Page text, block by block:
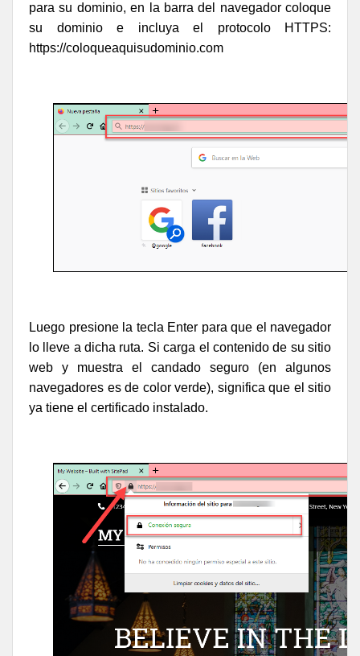
para su dominio, en la barra del navegador coloque
su dominio e incluya el protocolo HTTPS:
https://coloqueaquisudominio.com
Luego presione la tecla Enter para que el navegador
lo lleve a dicha ruta. Si carga el contenido de su sitio
web y muestra el candado seguro (en algunos
navegadores es de color verde), significa que el sitio
ya tiene el certificado instalado.